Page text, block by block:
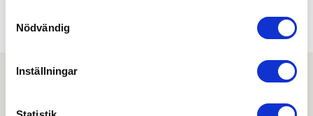
Nödvändig
Inställningar
Ja